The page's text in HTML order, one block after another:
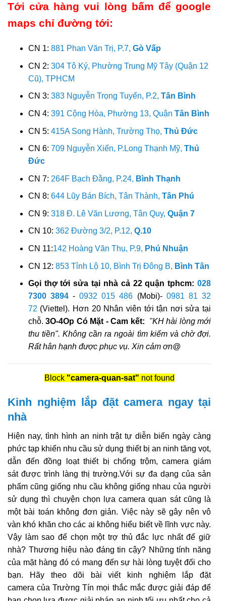
Tới cửa hàng vui lòng bấm để google
maps chỉ đường tới:
CN 1: 881 Phan Văn Trị, P.7, Gò Vấp
CN 2: 304 Tô Ký, Phường Trung Mỹ Tây (Quận 12
Cũ), TPHCM
CN 3: 383 Nguyễn Trọng Tuyển, P.2, Tân Bình
CN 4: 391 Cộng Hòa, Phường 13, Quận Tân Bình
CN 5: 415A Song Hành, Trường Thọ, Thủ Đức
CN 6: 709 Nguyễn Xiển, P.Long Thạnh Mỹ, Thủ
Đức
CN 7: 264F Bạch Đằng, P.24, Bình Thạnh
CN 8: 644 Lũy Bán Bích, Tân Thành, Tân Phú
CN 9: 318 Đ. Lê Văn Lương, Tân Quy, Quận 7
CN 10: 362 Đường 3/2, P.12, Q.10
CN 11:142 Hoàng Văn Thụ, P.9, Phú Nhuận
CN 12: 853 Tỉnh Lộ 10, Bình Trị Đông B, Bình Tân
Gọi thợ tới sửa tại nhà cả 22 quận tphcm: 028
7300 3894-0932 015 486 (Mobi)- 0981 81 32
72 (Viettel). Hơn 20 Nhân viên tới tận nơi sửa tại
chỗ.3O-4Op Có Mặt - Cam kết:
"KH hài lòng mới
thu tiền". Không cần ra ngoài tìm kiếm và chờ đợi.
Rất hân hạnh được phục vụ. Xin cảm ơn@
Block "camera-quan-sat" not found
Kinh nghiệm lắp đặt camera ngay tại
nhà
Hiện nay, tình hình an ninh trật tự diễn biến ngày càng
phức tạp khiến nhu cầu sử dụng thiết bị an ninh tăng vọt,
dẫn đến đồng loạt thiết bị chống trộm, camera giám
sát được trình làng thị trường.Với sự đa dạng của sản
phẩm cũng giống nhu cầu không giống nhau của người
sử dụng thì chuyện chọn lựa camera quan sát cũng là
một bài toán không đơn giản. Việc này sẽ gây nên vô
vàn khó khăn cho các ai không hiểu biết về lĩnh vực này.
Vậy làm sao để chọn một trợ thủ đắc lực nhất để giữ
nhà? Thương hiệu nào đáng tin cậy? Những tính năng
của mặt hàng đó có mang đến sự hài lòng tuyệt đối cho
bạn. Hãy theo dõi bài viết kinh nghiệm lắp đặt
camera của Trường Tín mọi thắc mắc được giải đáp để